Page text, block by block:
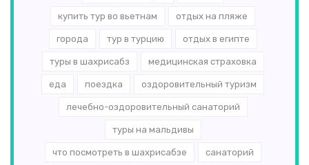
купить тур во вьетнам отдых на пляже
города тур в турцию отдых в египте
туры в шахрисабз медицинская страховка
еда поездка оздоровительный туризм
лечебно-оздоровительный санаторий
туры на мальдивы
что посмотреть в шахрисабзе санаторий